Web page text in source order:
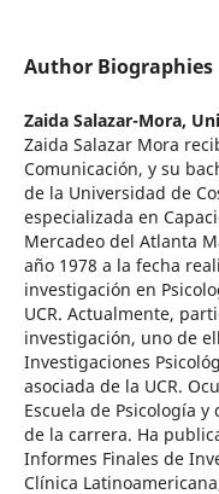
Author Biographies
Zaida Salazar-Mora,
Zaida Salazar Mora
Comunicación, y su
de la Universidad de
especializada en
Mercadeo del Atlanta
año 1978 a la fecha
investigación en
UCR. Actualmente,
investigación, uno de
Investigaciones
asociada de la UCR.
Escuela de Psicología
de la carrera. Ha
Informes Finales de
Clínica